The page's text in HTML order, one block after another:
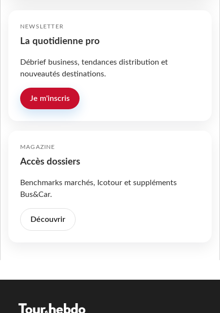
NEWSLETTER
La quotidienne pro
Débrief business, tendances distribution et
nouveautés destinations.
Je m'inscris
MAGAZINE
Accès dossiers
Benchmarks marchés, Icotour et suppléments
Bus&Car.
Découvrir